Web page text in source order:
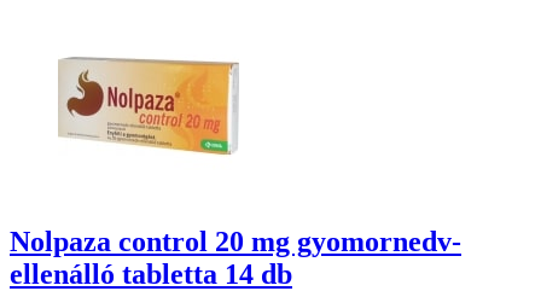
Nolpaza control 20 mg gyomornedv-
ellenálló tabletta 14 db